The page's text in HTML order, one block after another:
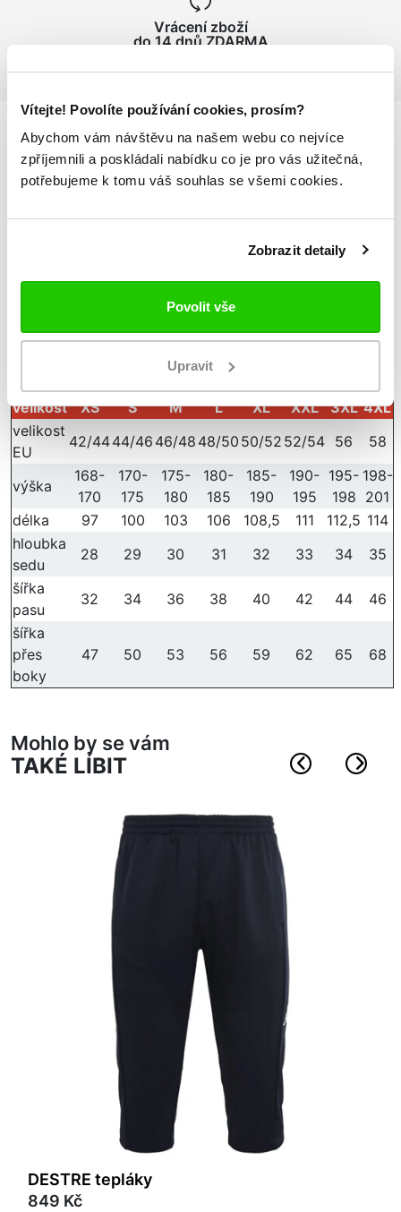
Vítejte! Povolíte používání cookies, prosím?
Abychom vám návštěvu na našem webu co nejvíce
zpříjemnili a poskládali nabídku co je pro vás užitečná,
potřebujeme k tomu váš souhlas se všemi cookies.
Zobrazit detaily
Povolit vše
Upravit
Vrácení zboží
do 14 dnů ZDARMA
Podrobnostio produktu
potisk loga po stranách nohavic v kvalitě HD
přiléhavý střih slim fit
materiál: 75% polyester, 25% bavlna
Tabulka velikostí
Měřeno v položeném stavu
velikost XS S M L XL XXL 3XL 4XL
velikost
EU
42/4444/46 46/48 48/50 50/52 52/54 56 58
výška
168-
170
170-
175
175-
180
180-
185
185-
190
190-
195
195-
198
198-
201
délka
97 100 103 106 108,5 111 112,5 114
hloubka
sedu
28 29 30 31 32 33 34
35
šířka
pasu
32 34 36 38 40 42 44
46
šířka
přes
boky
47 50 53 56 59 62 65 68
Mohlo by se vám
TAKÉ LÍBIT
DESTRE tepláky
849 Kč